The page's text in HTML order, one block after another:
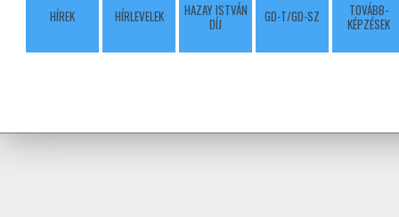
HÍREK HÍRLEVELEK
HAZAY ISTVÁN
DÍJ
GD-T/GD-SZ
TOVÁBB-
KÉPZÉSEK